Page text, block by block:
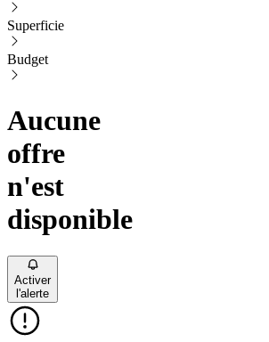
Superficie
Budget
Aucune
offre
n'est
disponible
Activer
l'alerte